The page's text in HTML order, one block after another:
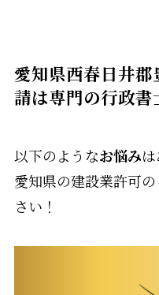
愛知県西春日井
請は専門の行政書
以下のようなお悩み
愛知県の建設業許可
さい！